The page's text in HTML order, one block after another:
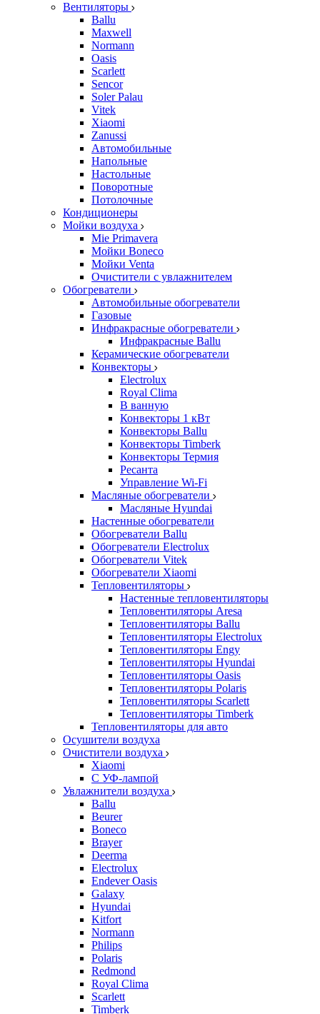
Вентиляторы
Ballu
Maxwell
Normann
Oasis
Scarlett
Sencor
Soler Palau
Vitek
Xiaomi
Zanussi
Автомобильные
Напольные
Настольные
Поворотные
Потолочные
Кондиционеры
Мойки воздуха
Mie Primavera
Мойки Boneco
Мойки Venta
Очистители с увлажнителем
Обогреватели
Автомобильные обогреватели
Газовые
Инфракрасные обогреватели
Инфракрасные Ballu
Керамические обогреватели
Конвекторы
Electrolux
Royal Clima
В ванную
Конвекторы 1 кВт
Конвекторы Ballu
Конвекторы Timberk
Конвекторы Термия
Ресанта
Управление Wi-Fi
Масляные обогреватели
Масляные Hyundai
Настенные обогреватели
Обогреватели Ballu
Обогреватели Electrolux
Обогреватели Vitek
Обогреватели Xiaomi
Тепловентиляторы
Настенные тепловентиляторы
Тепловентиляторы Aresa
Тепловентиляторы Ballu
Тепловентиляторы Electrolux
Тепловентиляторы Engy
Тепловентиляторы Hyundai
Тепловентиляторы Oasis
Тепловентиляторы Polaris
Тепловентиляторы Scarlett
Тепловентиляторы Timberk
Тепловентиляторы для авто
Осушители воздуха
Очистители воздуха
Xiaomi
С УФ-лампой
Увлажнители воздуха
Ballu
Beurer
Boneco
Brayer
Deerma
Electrolux
Endever Oasis
Galaxy
Hyundai
Kitfort
Normann
Philips
Polaris
Redmond
Royal Clima
Scarlett
Timberk